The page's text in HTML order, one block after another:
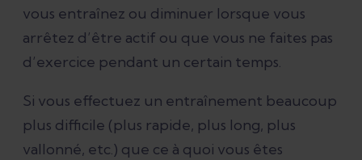
vous entraînez ou diminuer lorsque vous
arrêtez d’être actif ou que vous ne faites pas
d’exercice pendant un certain temps.
Si vous effectuez un entraînement beaucoup
plus difficile (plus rapide, plus long, plus
vallonné, etc.) que ce à quoi vous êtes